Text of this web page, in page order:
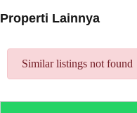
Properti Lainnya
Similar listings not found